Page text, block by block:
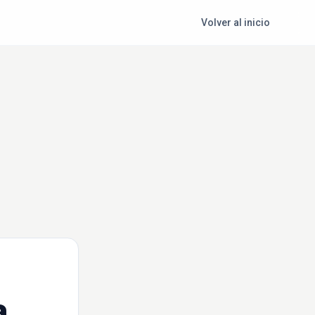
Volver al inicio